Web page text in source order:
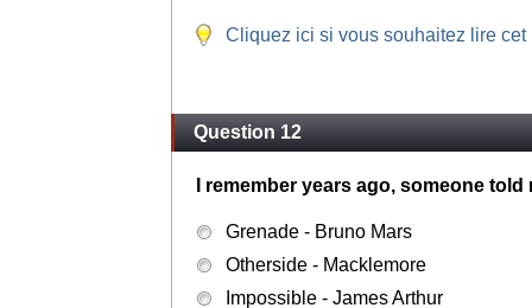
Cliquez ici si vous souhaitez lire cet
Question 12
I remember years ago, someone
Grenade - Bruno Mars
Otherside - Macklemore
Impossible - James Arthur